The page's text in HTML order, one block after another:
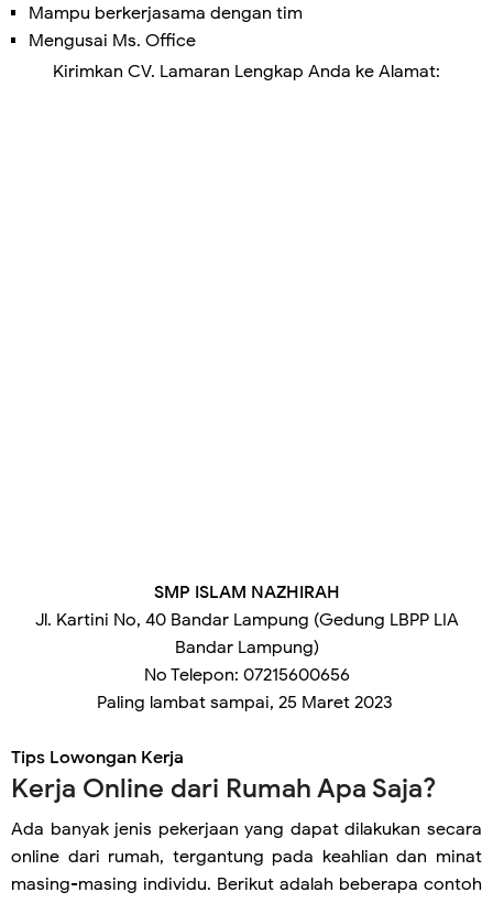
Mampu berkerjasama dengan tim
Mengusai Ms. Office
Kirimkan CV. Lamaran Lengkap Anda ke Alamat:
SMP ISLAM NAZHIRAH
Jl. Kartini No, 40 Bandar Lampung (Gedung LBPP LIA
Bandar Lampung)
No Telepon: 07215600656
Paling lambat sampai, 25 Maret 2023
Tips Lowongan Kerja
Kerja Online dari Rumah Apa Saja?
Ada banyak jenis pekerjaan yang dapat dilakukan secara
online dari rumah, tergantung pada keahlian dan minat
masing-masing individu. Berikut adalah beberapa contoh